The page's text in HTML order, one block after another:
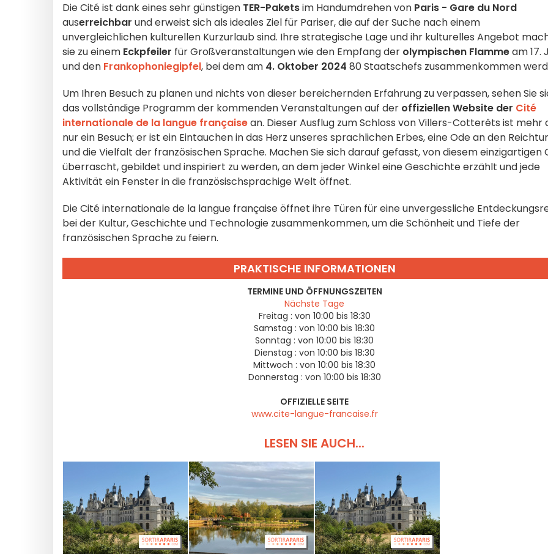
Die Cité ist dank eines sehr günstigen TER-Paketsim Handumdrehen von Paris - Gare du Nord
auserreichbar und erweist sich als ideales Ziel für Pariser, die auf der Suche nach einem
unvergleichlichen kulturellen Kurzurlaub sind. Ihre strategische Lage und ihr kulturelles Angebot
sie zu einem Eckpfeiler für Großveranstaltungen wie den Empfang der olympischen Flammeam 17.
und den Frankophoniegipfel, bei dem am 4. Oktober 2024 80 Staatschefs zusammenkommen
Um Ihren Besuch zu planen und nichts von dieser bereichernden Erfahrung zu verpassen, sehen Sie
das vollständige Programm der kommenden Veranstaltungen auf der offiziellen Website der Cité
internationale de la langue françaisean. Dieser Ausflug zum Schloss von Villers-Cotterêts ist mehr
nur ein Besuch; er ist ein Eintauchen in das Herz unseres sprachlichen Erbes, eine Ode an den
und die Vielfalt der französischen Sprache. Machen Sie sich darauf gefasst, von diesem einzigartigen
überrascht, gebildet und inspiriert zu werden, an dem jeder Winkel eine Geschichte erzählt und jede
Aktivität ein Fenster in die französischsprachige Welt öffnet.
Die Cité internationale de la langue française öffnet ihre Türen für eine unvergessliche
bei der Kultur, Geschichte und Technologie zusammenkommen, um die Schönheit und Tiefe der
französischen Sprache zu feiern.
PRAKTISCHE INFORMATIONEN
TERMINE UND ÖFFNUNGSZEITEN
Nächste Tage
Freitag : von 10:00 bis 18:30
Samstag : von 10:00 bis 18:30
Sonntag : von 10:00 bis 18:30
Dienstag : von 10:00 bis 18:30
Mittwoch : von 10:00 bis 18:30
Donnerstag : von 10:00 bis 18:30
OFFIZIELLE SEITE
www.cite-langue-francaise.fr
LESEN SIE AUCH...